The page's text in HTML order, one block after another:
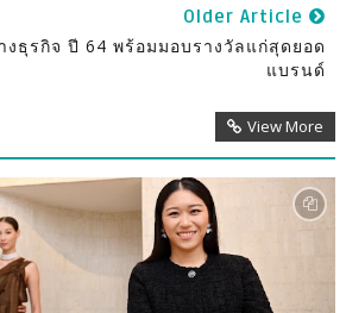
Older Article
งธุรกิจ ปี 64 พร้อมมอบรางวัลแก่สุดยอด
แบรนด์
View More